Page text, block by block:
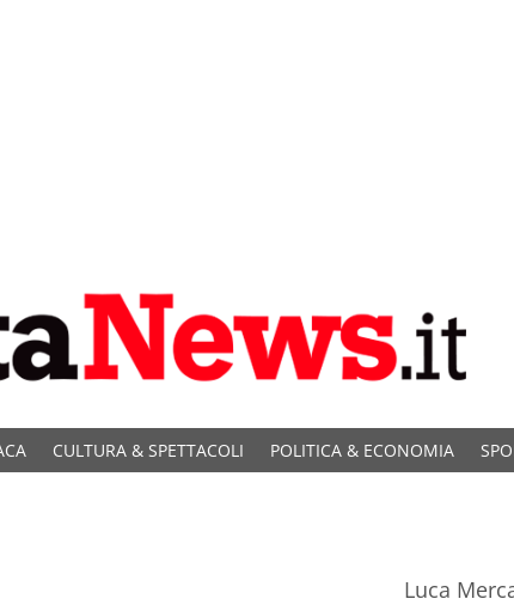
CULTURA & SPETTACOLI POLITICA & ECONOMIA
Luca